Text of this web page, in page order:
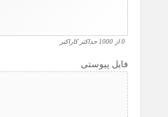
0 از 1000 حداکثر کاراکتر
فایل پیوستی